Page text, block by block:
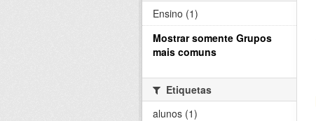
Ensino (1)
Mostrar somente Grupos
mais comuns
Etiquetas
alunos (1)